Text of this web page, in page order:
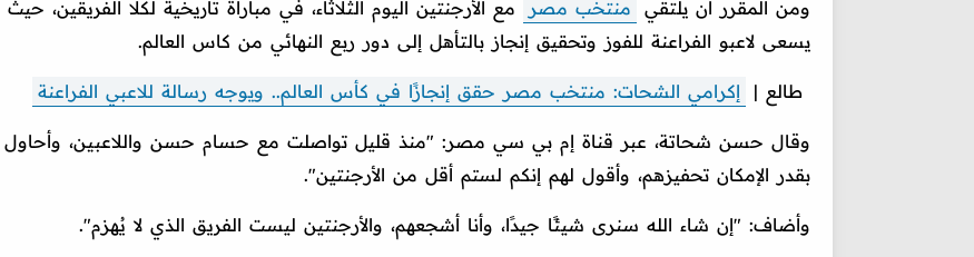
ومن المقرر أن يلتقي منتخب مصر
مع الأرجنتين اليوم الثلاثاء، في مباراة تاريخية لكلا الفريقين، حيث
يسعى لاعبو الفراعنة للفوز وتحقيق إنجاز بالتأهل إلى دور ربع النهائي من كاس العالم.
طالع | إكرامي الشحات: منتخب مصر حقق إنجازًا في كأس العالم.. ويوجه رسالة للاعبي الفراعنة
وقال حسن شحاتة، عبر قناة إم بي سي مصر: "منذ قليل تواصلت مع حسام حسن واللاعبين، وأحاول
بقدر الإمكان تحفيزهم، وأقول لهم إنكم لستم أقل من الأرجنتين".
وأضاف: "إن شاء الله سنرى شيئًا جيدًا، وأنا أشجعهم، والأرجنتين ليست الفريق الذي لا يُهزم".